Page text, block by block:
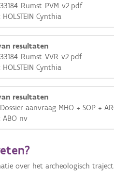
−
Basiskaart
Cynthia
resultaten
Cynthia
resultaten
aanvraag MHO + SOP +
ABO nv
over het archeologisch